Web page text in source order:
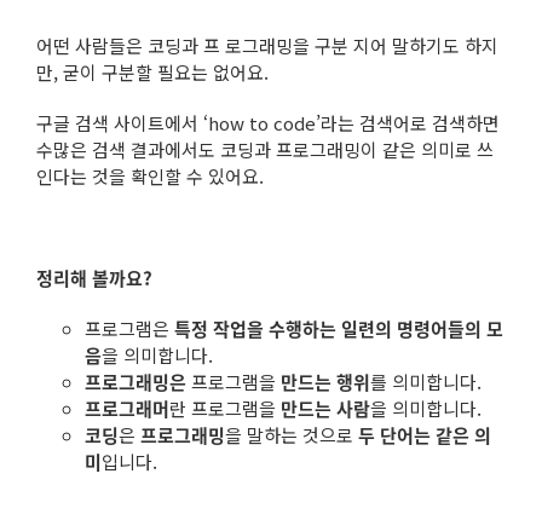
어떤 사람들은 코딩과 프 로그래밍을 구분 지어 말하기도 하지
만, 굳이 구분할 필요는 없어요.
구글 검색 사이트에서 ‘how to code’라는 검색어로 검색하면
수많은 검색 결과에서도 코딩과 프로그래밍이 같은 의미로 쓰
인다는 것을 확인할 수 있어요.
정리해 볼까요?
프로그램은 특정 작업을 수행하는 일련의 명령어들의 모
음을 의미합니다.
프로그래밍은 프로그램을 만드는 행위를 의미합니다.
프로그래머란 프로그램을 만드는 사람을 의미합니다.
코딩은 프로그래밍을 말하는 것으로 두 단어는 같은 의
미입니다.